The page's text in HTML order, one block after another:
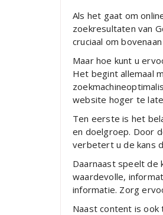
Als het gaat om
zoekresultaten van
cruciaal om
Maar hoe kunt u
Het begint allemaal
website hoger te
Ten eerste is het
en doelgroep. Door
verbetert u de kans
Daarnaast speelt
waardevolle,
informatie. Zorg
Naast content is